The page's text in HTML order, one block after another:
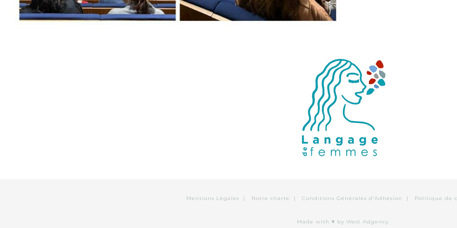
Mentions Légales | Notre charte | Conditions Générales d’Adhésion | Politique de
Made with ♥ by West Adgency